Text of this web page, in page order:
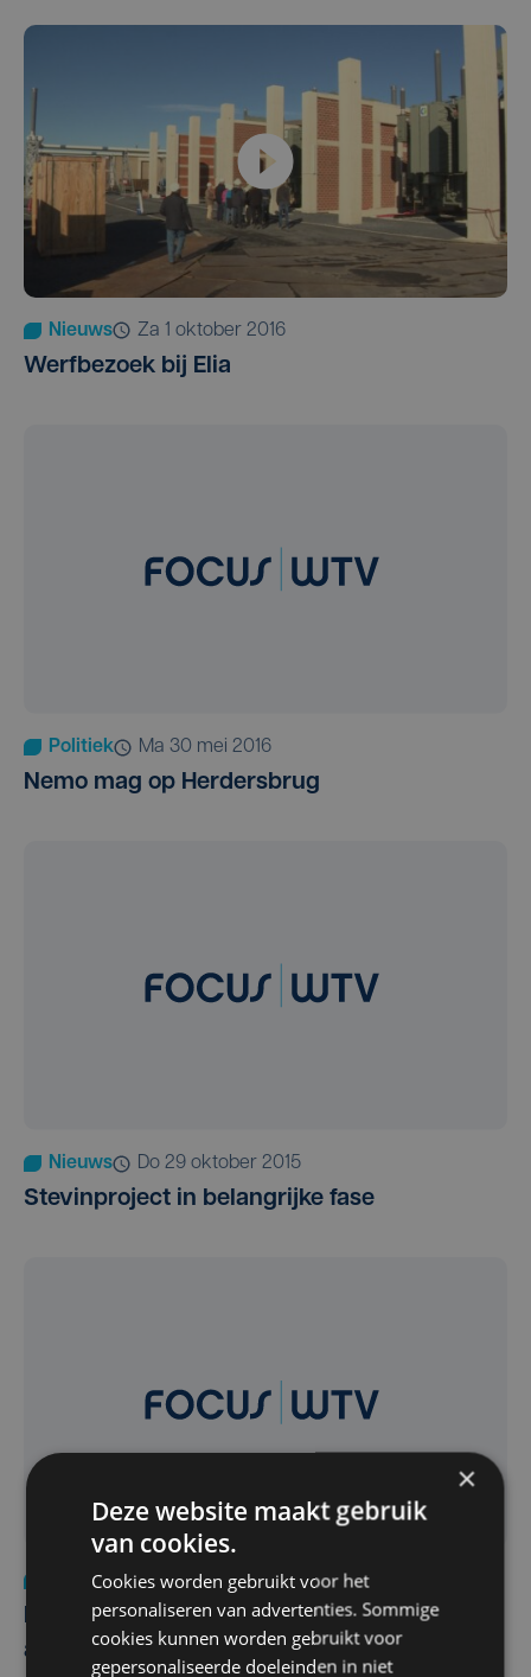
Nieuws za 1 oktober 2016
Werfbezoek bij Elia
Politiek ma 30 mei 2016
Nemo mag op Herdersbrug
Nieuws do 29 oktober 2015
Stevinproject in belangrijke fase
Economie do 26 februari 2015
Netbeheerder Elia stelt Stevin-project voor
aan groot publiek
×
Deze website maakt gebruik
van cookies.
Cookies worden gebruikt voor het
personaliseren van advertenties. Sommige
cookies kunnen worden gebruikt voor
gepersonaliseerde doeleinden in niet